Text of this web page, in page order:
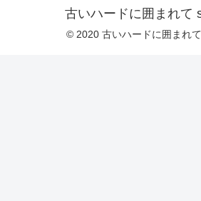
古いハードに囲まれて
© 2020 古いハードに囲まれて